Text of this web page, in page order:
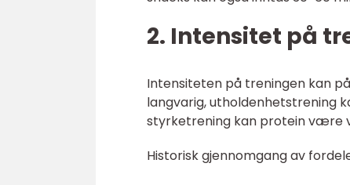
2. Intensitet på
Intensiteten på treningen kan
langvarig, utholdenhetstrening
styrketrening kan protein være
Historisk gjennomgang av